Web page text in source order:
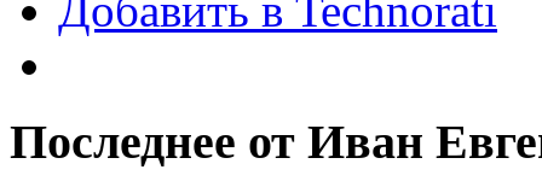
Последнее от Иван